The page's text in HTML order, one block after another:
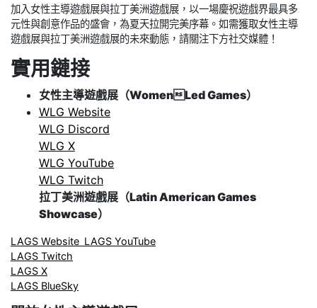
加入女性主導遊戲展與拉丁美洲遊戲展，以一場慶祝遊戲界最具多
元性與創意作品的盛會，為夏天拉開完美序幕。如需獲取女性主導
遊戲展與拉丁美洲遊戲展的未來動態，請關注下方社交媒體！
實用鏈接
女性主導遊戲展（WomenLed Games）
WLG Website
WLG Discord
WLG X
WLG YouTube
WLG Twitch
拉丁美洲遊戲展（Latin American Games
Showcase）
LAGS Website LAGS YouTube
LAGS Twitch
LAGS X
LAGS BlueSky